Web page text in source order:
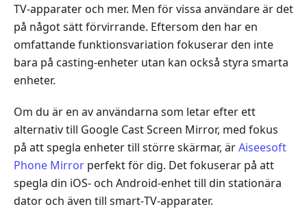
TV-apparater och mer. Men för vissa användare är det
på något sätt förvirrande. Eftersom den har en
omfattande funktionsvariation fokuserar den inte
bara på casting-enheter utan kan också styra smarta
enheter.
Om du är en av användarna som letar efter ett
alternativ till Google Cast Screen Mirror, med fokus
på att spegla enheter till större skärmar, ärAiseesoft
Phone Mirror perfekt för dig. Det fokuserar på att
spegla din iOS‑ och Android-enhet till din stationära
dator och även till smart‑TV-apparater.